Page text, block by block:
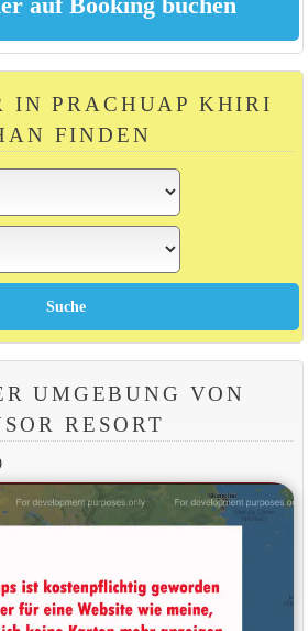
IN PRACHUAP KHIRI
FINDEN
UMGEBUNG VON
RESORT